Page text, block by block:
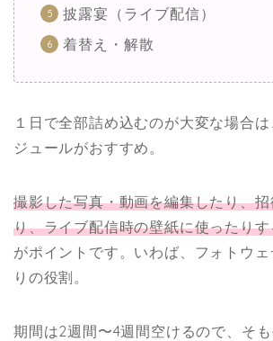
披露宴（ライブ配信）
着替え・解散
１日で全部詰め込むのが大変な場合
ジュールがおすすめ。
撮影した写真・動画を編集したり、
り、ライブ配信時の壁紙に使ったり
がポイントです。 いわば、フォトウ
りの役割。
期間は2週間〜4週間空けるので、そ